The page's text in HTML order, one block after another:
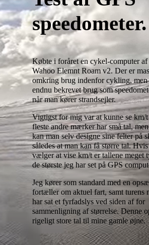
speedometer.
Købte i foråret en cykel-computer
Wahoo Elemnt Roam v2. Der er
omkring brug indenfor cykling, men
endnu bekrevet brug som
når man kører strandsejler.
Vigtigst for mig var at kunne se km/
fleste andre mærker har små tal,
kan man selv designe sine felter på
således at man kan få større tal.
vælger at vise km/t er tallene meget
de største jeg har set på GPS
Jeg kører som standard med en
fortæller om aktuel fart, samt turens
har sat et fyrfadslys ved siden af for
sammenligning af størrelse. Denne
rigeligt store tal til mine gamle øjne.